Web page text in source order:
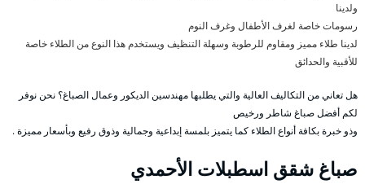
ولدينا
رسومات خاصة لغرف الأطفال وغرف النوم
لدينا طلاء مميز ومقاوم للرطوبة وسهلة التنظيف ويستخدم هذا النوع من الطلاء خاصة
للأقبية والحدائق
هل تعاني من التكاليف العالية والتي يطلبها مهندسين الديكور وعمال الصباغ؟ نحن نوفر
لكم أفضل صباغ شاطر ورخيص
وذو خبرة بكافة أنواع الطلاء كما يتميز بلمسة إبداعية وجمالية وذوق رفيع وبأسعار مميزة .
صباغ شقق اسطبلات الأحمدي